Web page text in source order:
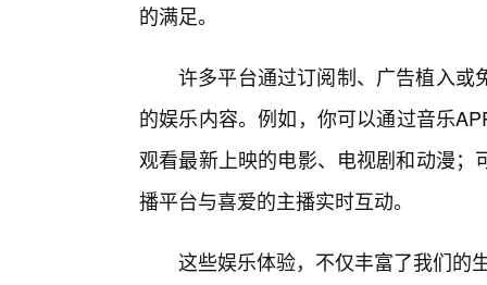
的满足。
许多平台通过订阅制、广告植入或
的娱乐内容。例如，你可以通过音乐
观看最新上映的电影、电视剧和动漫
播平台与喜爱的主播实时互动。
这些娱乐体验，不仅丰富了我们的